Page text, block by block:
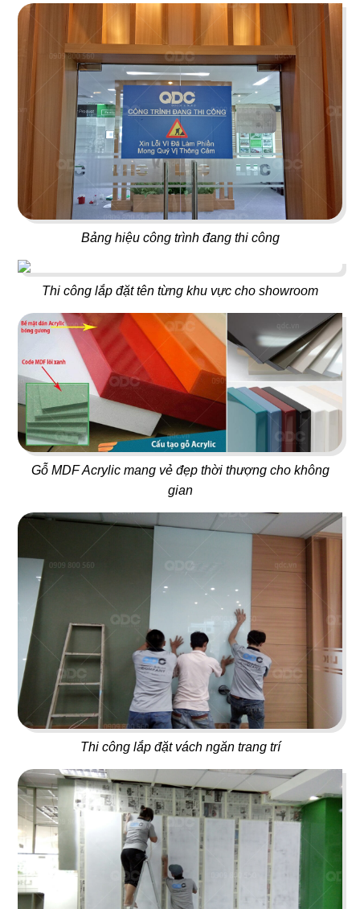
Bảng hiệu công trình đang thi công
Thi công lắp đặt tên từng khu vực cho showroom
Gỗ MDF Acrylic mang vẻ đẹp thời thượng cho không
gian
Thi công lắp đặt vách ngăn trang trí
HIKARI
22
MYUNG TAE MYUNG GA
Nhà hàng Hàn
23
NO NÊ
24
HOÀNG NGỌC
Beach Bar
25
OPA GREEK
Nhà hàng Âu
26
BEIRUT
Nhà hàng Âu
27
Juice Bar
28
BABOON CLUB
29
ICE CREAM
Tiệm kem
30
YUMMY CHICKEN
Thức ăn nhanh
31
BREAKING DAWN
Nhà hàng Hàn
32
SUNSHINE BOUTIQUE
Nhà hàng - Showroom